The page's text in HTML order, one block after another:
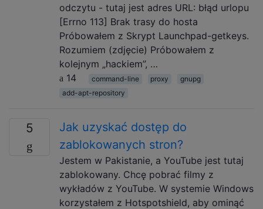
odczytu - tutaj jest adres URL: błąd urlopu
[Errno 113] Brak trasy do hosta
Próbowałem z Skrypt Launchpad-getkeys.
Rozumiem (zdjęcie) Próbowałem z
kolejnym „hackiem”, …
14
command-line proxy
gnupg
add-apt-repository
5
Jak uzyskać dostęp do
zablokowanych stron?
Jestem w Pakistanie, a YouTube jest tutaj
zablokowany. Chcę pobrać filmy z
wykładów z YouTube. W systemie Windows
korzystałem z Hotspotshield, aby ominąć